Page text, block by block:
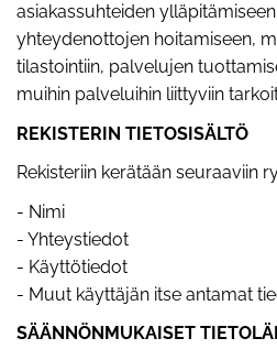
asiakassuhteiden
yhteydenottojen hoitamiseen,
tilastointiin, palvelujen
muihin palveluihin liittyviin
REKISTERIN TIETOSISÄLTÖ
Rekisteriin kerätään seuraaviin
- Nimi
- Yhteystiedot
- Käyttötiedot
- Muut käyttäjän itse antamat
SÄÄNNÖNMUKAISET